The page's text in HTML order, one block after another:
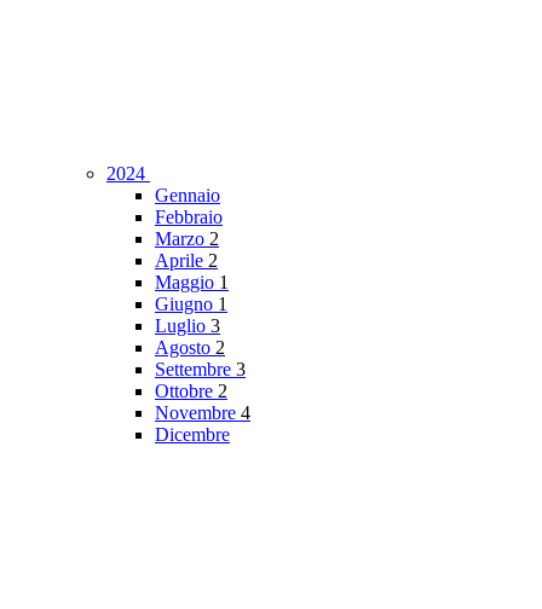
2024
Gennaio
Febbraio
Marzo 2
Aprile 2
Maggio 1
Giugno 1
Luglio 3
Agosto 2
Settembre 3
Ottobre 2
Novembre 4
Dicembre